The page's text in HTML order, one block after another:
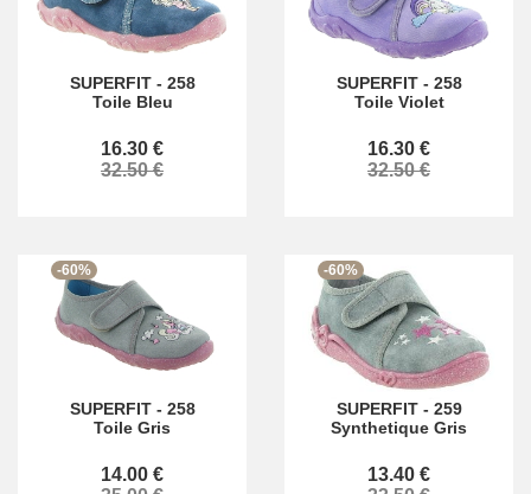
SUPERFIT- 258
Toile Bleu
16.30 €
32.50 €
SUPERFIT- 258
Toile Violet
16.30 €
32.50 €
-60%
SUPERFIT- 258
Toile Gris
14.00 €
-60%
SUPERFIT- 259
Synthetique Gris
13.40 €